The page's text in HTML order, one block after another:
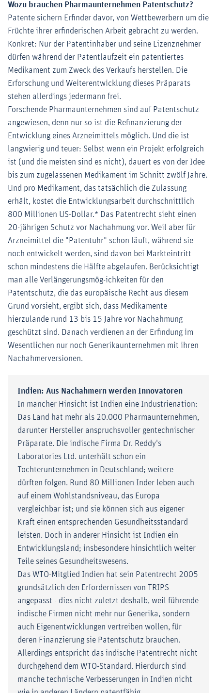
Wozu brauchen Pharmaunternehmen Patentschutz?
Patente sichern Erfinder davor, von Wettbewerbern um die
Früchte ihrer erfinderischen Arbeit gebracht zu werden.
Konkret: Nur der Patentinhaber und seine Lizenznehmer
dürfen während der Patentlaufzeit ein patentiertes
Medikament zum Zweck des Verkaufs herstellen. Die
Erforschung und Weiterentwicklung dieses Präparats
stehen allerdings jedermann frei.
Forschende Pharmaunternehmen sind auf Patentschutz
angewiesen, denn nur so ist die Refinanzierung der
Entwicklung eines Arzneimittels möglich. Und die ist
langwierig und teuer: Selbst wenn ein Projekt erfolgreich
ist (und die meisten sind es nicht), dauert es von der Idee
bis zum zugelassenen Medikament im Schnitt zwölf Jahre.
Und pro Medikament, das tatsächlich die Zulassung
erhält, kostet die Entwicklungsarbeit durchschnittlich
800 Millionen US-Dollar.* Das Patentrecht sieht einen
20-jährigen Schutz vor Nachahmung vor. Weil aber für
Arzneimittel die "Patentuhr" schon läuft, während sie
noch entwickelt werden, sind davon bei Markteintritt
schon mindestens die Hälfte abgelaufen. Berücksichtigt
man alle Verlängerungsmög-ichkeiten für den
Patentschutz, die das europäische Recht aus diesem
Grund vorsieht, ergibt sich, dass Medikamente
hierzulande rund 13 bis 15 Jahre vor Nachahmung
geschützt sind. Danach verdienen an der Erfindung im
Wesentlichen nur noch Generikaunternehmen mit ihren
Nachahmerversionen.
Indien: Aus Nachahmern werden Innovatoren
In mancher Hinsicht ist Indien eine Industrienation:
Das Land hat mehr als 20.000 Pharmaunternehmen,
darunter Hersteller anspruchsvoller gentechnischer
Präparate. Die indische Firma Dr. Reddy's
Laboratories Ltd. unterhält schon ein
Tochterunternehmen in Deutschland; weitere
dürften folgen. Rund 80 Millionen Inder leben auch
auf einem Wohlstandsniveau, das Europa
vergleichbar ist; und sie können sich aus eigener
Kraft einen entsprechenden Gesundheitsstandard
leisten. Doch in anderer Hinsicht ist Indien ein
Entwicklungsland; insbesondere hinsichtlich weiter
Teile seines Gesundheitswesens.
Das WTO-Mitglied Indien hat sein Patentrecht 2005
grundsätzlich den Erfordernissen von TRIPS
angepasst - dies nicht zuletzt deshalb, weil führende
indische Firmen nicht mehr nur Generika, sondern
auch Eigenentwicklungen vertreiben wollen, für
deren Finanzierung sie Patentschutz brauchen.
Allerdings entspricht das indische Patentrecht nicht
durchgehend dem WTO-Standard. Hierdurch sind
manche technische Verbesserungen in Indien nicht